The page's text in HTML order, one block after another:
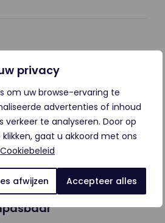
privacy
om uw browse-ervaring te
advertenties of inhoud
verkeer te analyseren. Door op
gaat u akkoord met ons
Cookiebeleid
afwijzen Accepteer alles
zien uw agenten vanaf
waarde.
leads en klanten met